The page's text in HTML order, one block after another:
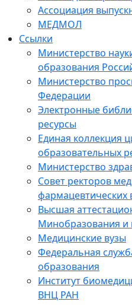
Ассоциация
МЕДМОЛ
Ссылки
Министерство
образования
Министерство
Федерации
Электронные
ресурсы
Единая коллекция
образовательных
Министерство
Совет ректоров
фармацевтических
Высшая
Минобразования и
Медицинские вузы
Федеральная
образования
Институт
ВНЦ РАН